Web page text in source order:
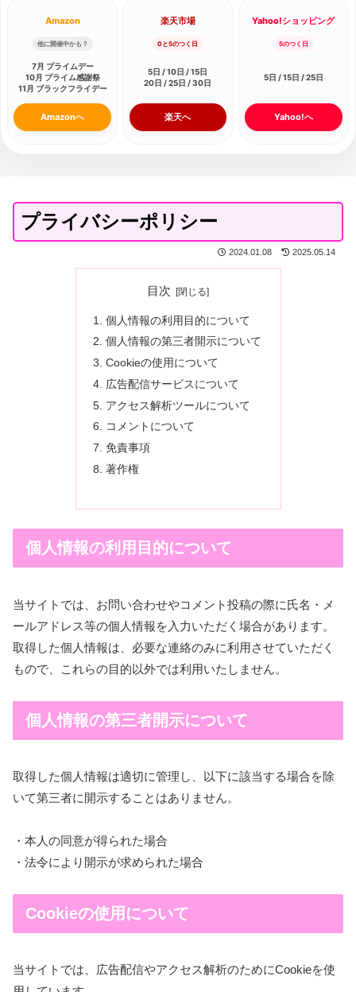
Amazon
他に開催中かも？
7月 プライムデー
10月 プライム感謝祭
11月 ブラックフライデー
Amazonへ
楽天市場
0と5のつく日
5日 / 10日 / 15日
20日 / 25日 / 30日
楽天へ
Yahoo!ショッピング
5のつく日
5日 / 15日 / 25日
Yahoo!へ
プライバシーポリシー
2024.01.08 2025.05.14
目次
個人情報の利用目的について
個人情報の第三者開示について
Cookieの使用について
広告配信サービスについて
アクセス解析ツールについて
コメントについて
免責事項
著作権
個人情報の利用目的について
当サイトでは、お問い合わせやコメント投稿の際に氏名・メ
ールアドレス等の個人情報を入力いただく場合があります。
取得した個人情報は、必要な連絡のみに利用させていただく
もので、これらの目的以外では利用いたしません。
個人情報の第三者開示について
取得した個人情報は適切に管理し、以下に該当する場合を除
いて第三者に開示することはありません。
・本人の同意が得られた場合
・法令により開示が求められた場合
Cookieの使用について
当サイトでは、広告配信やアクセス解析のためにCookieを使